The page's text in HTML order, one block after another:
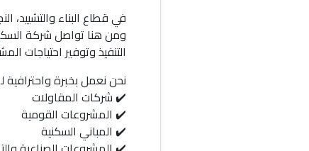
في قطاع البناء والتشييد،
ومن هنا تواصل شركة
التنفيذ وتوفير احتياجات
نحن نعمل بخبرة واحترافية
✔️ شركات المقاولات
✔️ المشروعات القومية
✔️ المباني السكنية